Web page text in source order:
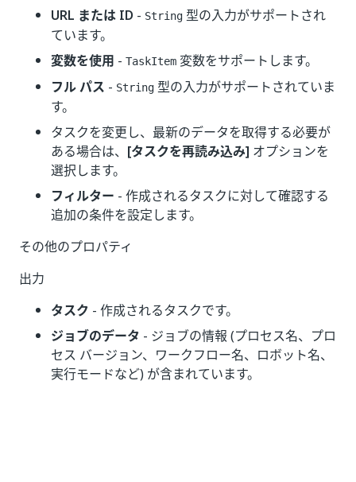
URL または ID - String 型の入力がサポートされ
ています。
変数を使用 - TaskItem 変数をサポートします。
フル パス - String 型の入力がサポートされていま
す。
タスクを変更し、最新のデータを取得する必要が
ある場合は、 [タスクを再読み込み] オプションを
選択します。
フィルター - 作成されるタスクに対して確認する
追加の条件を設定します。
その他のプロパティ
出力
タスク - 作成されるタスクです。
ジョブのデータ - ジョブの情報 (プロセス名、プロ
セス バージョン、ワークフロー名、ロボット名、
実行モードなど) が含まれています。